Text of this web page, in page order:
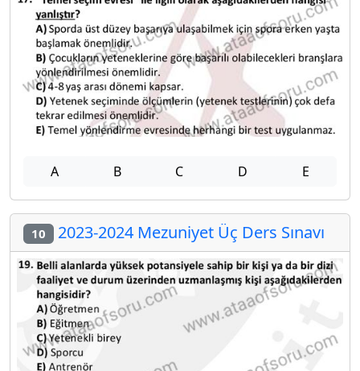
A B C D E
10 2023-2024 Mezuniyet Üç Ders Sınavı